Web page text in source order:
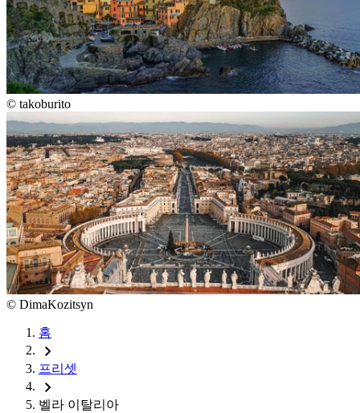
© takoburito
© DimaKozitsyn
홈
chevron_right
프리셋
chevron_right
벨라 이탈리아